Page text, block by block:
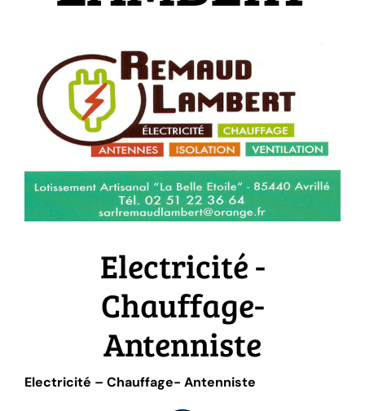
Electricité -
Chauffage-
Antenniste
Electricité – Chauffage- Antenniste